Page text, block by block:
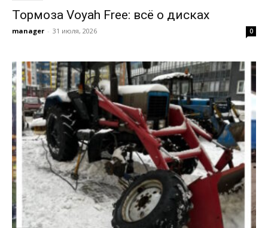
Тормоза Voyah Free: всё о дисках
manager - 31 июля, 2026 0